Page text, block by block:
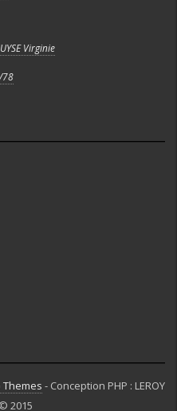
Virginie
78
- Conception PHP : LEROY
2015